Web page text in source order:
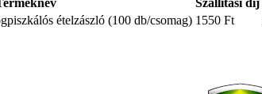
ételzászló (100 db/csomag) 1550 Ft